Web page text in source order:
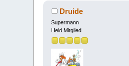
Druide
Supermann
Held Mitglied